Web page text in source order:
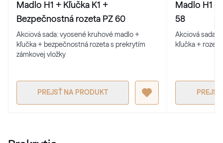
Madlo H1 + Kľučka K1 +
Bezpečnostná rozeta PZ 60
Akciová sada: vyosené kruhové madlo +
kľučka + bezpečnostná rozeta s prekrytím
zámkovej vložky
PREJSŤ NA PRODUKT
Madlo H1 +
58
Akciová sada:
kľučka +